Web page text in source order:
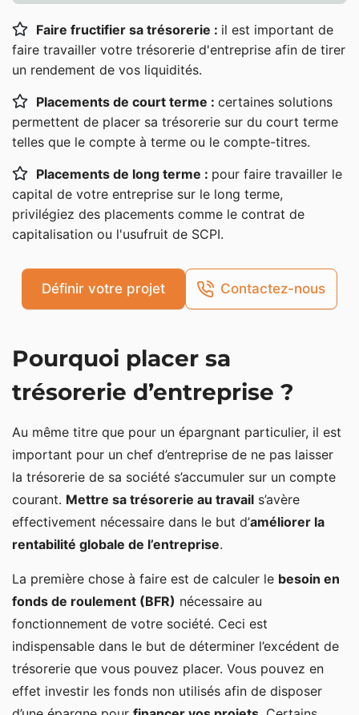
Les placements pour la trésorerie d’entreprise
Compte à terme
Compte-titres
SCPI (société civile de placement immobilier)
Contrat de capitalisation
Produits structurés
Livret A
Placement de trésorerie d’entreprise via une holding
Private Equity
Tableau comparatif des meilleurs placements de
trésorerie d’entreprise
son excédent de trésorerie ?
Faire fructifier sa trésorerie : il est important de
faire travailler votre trésorerie d'entreprise afin de tirer
un rendement de vos liquidités.
Placements de court terme : certaines solutions
permettent de placer sa trésorerie sur du court terme
telles que le compte à terme ou le compte-titres.
Placements de long terme : pour faire travailler le
capital de votre entreprise sur le long terme,
privilégiez des placements comme le contrat de
capitalisation ou l'usufruit de SCPI.
Définir votre projet Contactez-nous
Pourquoi placer sa
trésorerie d’entreprise ?
Au même titre que pour un épargnant particulier, il est
important pour un chef d’entreprise de ne pas laisser
la trésorerie de sa société s’accumuler sur un compte
courant. Mettre sa trésorerie au travail s’avère
effectivement nécessaire dans le but d’améliorer la
rentabilité globale de l’entreprise.
La première chose à faire est de calculer le besoin en
fonds de roulement (BFR) nécessaire au
fonctionnement de votre société. Ceci est
indispensable dans le but de déterminer l’excédent de
trésorerie que vous pouvez placer. Vous pouvez en
effet investir les fonds non utilisés afin de disposer